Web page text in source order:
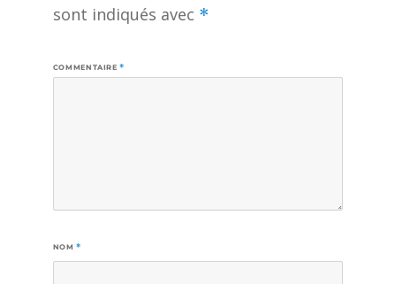
sont indiqués avec *
COMMENTAIRE*
NOM*